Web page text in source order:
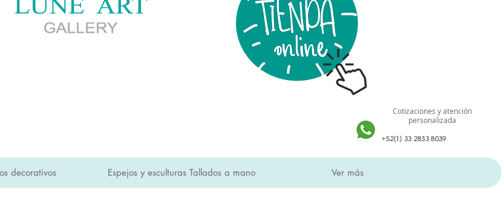
Cotizaciones y atención
personalizada
+52(1) 33 2833 8039
decorativos Espejos y esculturas Tallados a mano Ver más